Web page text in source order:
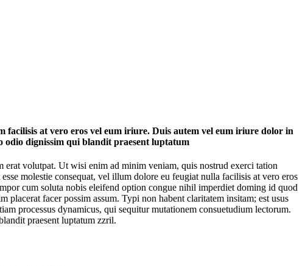
at vero eros vel eum iriure. Duis autem vel eum iriure dolor in
odio dignissim qui blandit praesent luptatum
volutpat. Ut wisi enim ad minim veniam, quis nostrud exerci tation
molestie consequat, vel illum dolore eu feugiat nulla facilisis at vero eros
cum soluta nobis eleifend option congue nihil imperdiet doming id quod
facer possim assum. Typi non habent claritatem insitam; est usus
processus dynamicus, qui sequitur mutationem consuetudium lectorum.
praesent luptatum zzril.